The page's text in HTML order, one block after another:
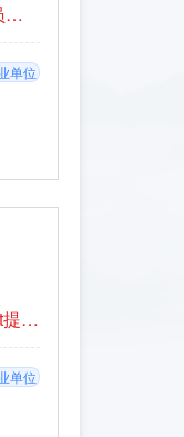
具有竞争力的薪资水平，五险一金，员工宿舍、员工食堂等
单位
1.具有行业竞争力的薪酬；2.达到人才引进条件的t提供住房一套（建筑面积100平方）或购房补贴.（公司在站博士后可提供临时住宿）3.七险二金、国企年终奖、企业年金、优秀员工期权奖励； 4.双休、国家法定节假日、带薪年假； 5.提供住宿、餐补、话费补贴、交通补助、节日物资、生日礼金等福利； 6.公司可以接收档案和户口。
单位